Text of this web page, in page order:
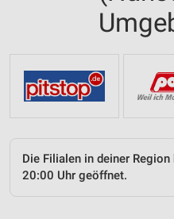
Die Filialen in deiner
20:00 Uhr geöffnet.